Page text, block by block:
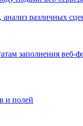
анализ различных
заполнения веб-
и полей